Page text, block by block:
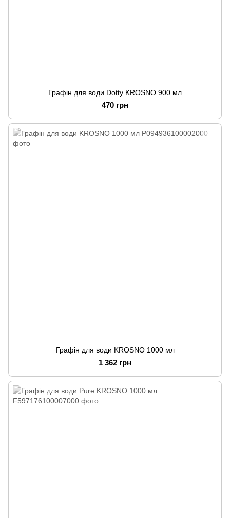
Графін для води Dotty KROSNO 900 мл
470 грн
Графін для води KROSNO 1000 мл
1 362 грн